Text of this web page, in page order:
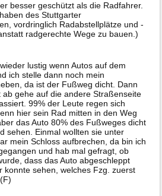
besser geschützt als die Radfahrer.
des Stuttgarter
vordringlich Radabstellplätze und -
radgerechte Wege zu bauen.)
lustig wenn Autos auf dem
ich stelle dann noch mein
da ist der Fußweg dicht. Dann
ab gehe auf die andere Straßenseite
99% der Leute regen sich
hier sein Rad mitten in den Weg
das Auto 80% des Fußweges dicht
sehen. Einmal wollten sie unter
mein Schloss aufbrechen, da bin ich
und hab mal gefragt, ob
dass das Auto abgeschleppt
konnte sehen, welches Fzg. zuerst